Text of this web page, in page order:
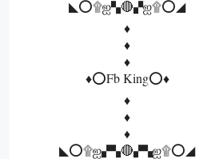
◣⭕۩ஐ▚🔴▞ஐ۩⭕◢
♦️
♦️
♦️
♦️⭕Fb King⭕♦️
♦️
♦️
♦️
◣⭕۩ஐ▞▚🔴▞▚ஐ۩⭕◢